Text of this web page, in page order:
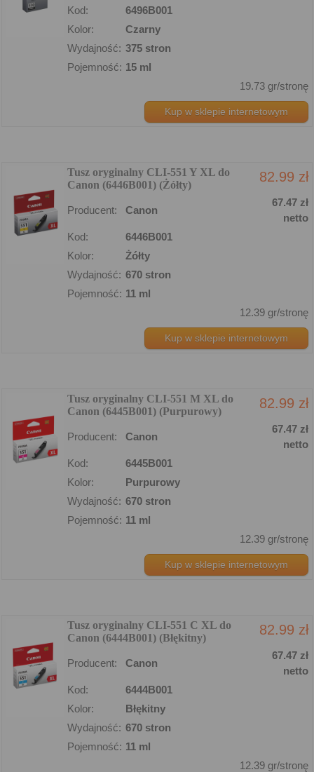
Kod:
6496B001
Kolor:
Czarny
Wydajność: 375 stron
Pojemność: 15 ml
19.73 gr/stronę
Kup w sklepie internetowym
Tusz oryginalny CLI-551 Y XL do
Canon (6446B001) (Żółty)
82.99 zł
Producent: Canon
67.47 zł
netto
Kod:
6446B001
Kolor:
Żółty
Wydajność: 670 stron
Pojemność: 11 ml
12.39 gr/stronę
Kup w sklepie internetowym
Tusz oryginalny CLI-551 M XL do
Canon (6445B001) (Purpurowy)
82.99 zł
Producent: Canon
67.47 zł
netto
Kod:
6445B001
Kolor:
Purpurowy
Wydajność: 670 stron
Pojemność: 11 ml
12.39 gr/stronę
Kup w sklepie internetowym
Tusz oryginalny CLI-551 C XL do
Canon (6444B001) (Błękitny)
82.99 zł
Producent: Canon
67.47 zł
netto
Kod:
6444B001
Kolor:
Błękitny
Wydajność: 670 stron
Pojemność: 11 ml
12.39 gr/stronę